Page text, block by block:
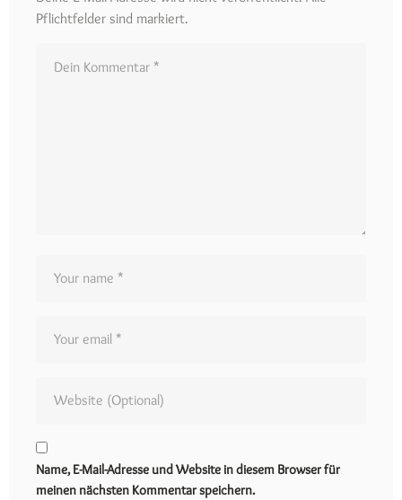
Pflichtfelder sind markiert.
Name, E-Mail-Adresse und Website in diesem Browser für
meinen nächsten Kommentar speichern.